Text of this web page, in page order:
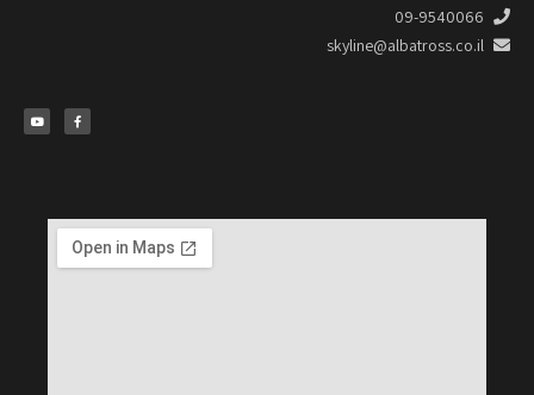
09-9540066
skyline@albatross.co.il